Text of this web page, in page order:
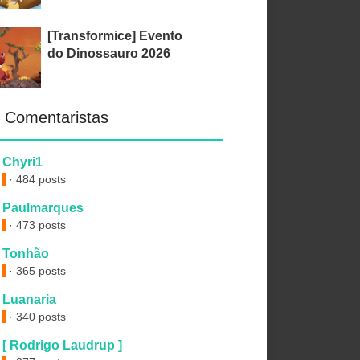
[Transformice] Evento
do Dinossauro 2026
Comentaristas
Chyri1
· 484 posts
Paulmarques
· 473 posts
Tonhão
· 365 posts
Luanaria
· 340 posts
[ Rodrigo Laudrup ]